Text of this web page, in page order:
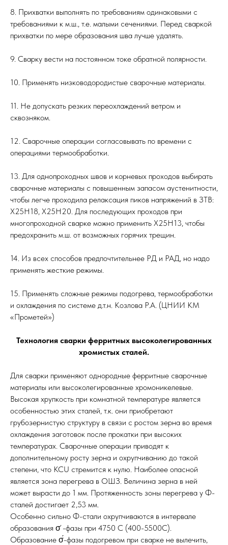
8. Прихватки выполнять по требованиям одинаковыми с
требованиями к м.ш., т.е. малыми сечениями. Перед сваркой
прихватки по мере образования шва лучше удалять.
9. Сварку вести на постоянном токе обратной полярности.
10. Применять низководородистые сварочные материалы.
11. Не допускать резких переохлаждений ветром и
сквозняком.
12. Сварочные операции согласовывать по времени с
операциями термообработки.
13. Для однопроходных швов и корневых проходов выбирать
сварочные материалы с повышенным запасом аустенитности,
чтобы легче проходила релаксация пиков напряжений в ЗТВ:
Х25Н18, Х25Н20. Для последующих проходов при
многопроходной сварке можно применить Х25Н13, чтобы
предохранить м.ш. от возможных горячих трещин.
14. Из всех способов предпочтительнее РД и РАД, но надо
применять жесткие режимы.
15. Применять сложные режимы подогрева, термообработки
и охлаждения по системе д.т.н. Козлова Р.А. (ЦНИИ КМ
«Прометей»)
Технология сварки ферритных высоколегированных
хромистых сталей.
Для сварки применяют однородные ферритные сварочные
материалы или высоколегированные хромоникелевые.
Высокая хрупкость при комнатной температуре является
особенностью этих сталей, т.к. они приобретают
грубозернистую структуру в связи с ростом зерна во время
охлаждения заготовок после прокатки при высоких
температурах. Сварочные операции приводят к
дополнительному росту зерна и охрупчиванию до такой
степени, что KCU стремится к нулю. Наиболее опасной
является зона перегрева в ОШЗ. Величина зерна в ней
может вырасти до 1 мм. Протяженность зоны перегрева у Ф-
сталей достигает 2,53 мм.
Особенно сильно Ф-стали охрупчиваются в интервале
образования σ ́-фазы при 4750 С (400-5500С).
Образование σ́-фазы подогревом при сварке не вылечить,